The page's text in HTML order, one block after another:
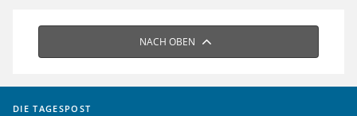
NACH OBEN
DIE TAGESPOST